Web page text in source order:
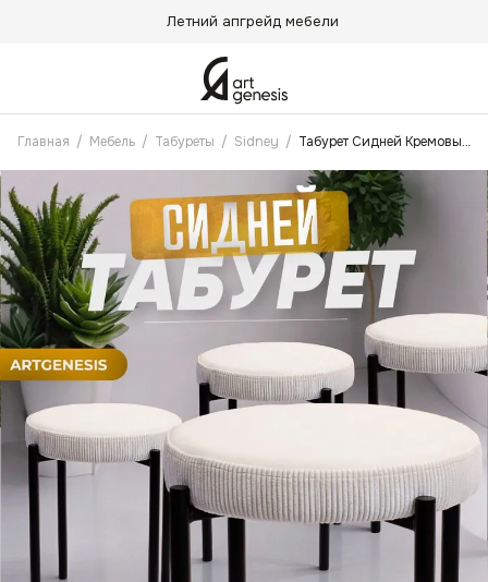
Летний апгрейд мебели
Главная / Мебель / Табуреты / Sidney / Табурет Сидней Кремовый, комплект 4 шт